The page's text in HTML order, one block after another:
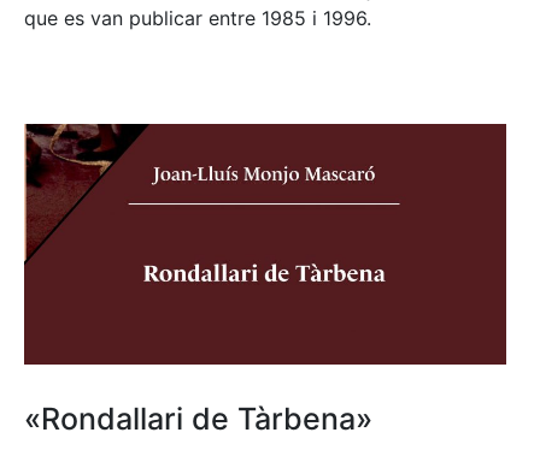
que es van publicar entre 1985 i 1996.
«Rondallari de Tàrbena»